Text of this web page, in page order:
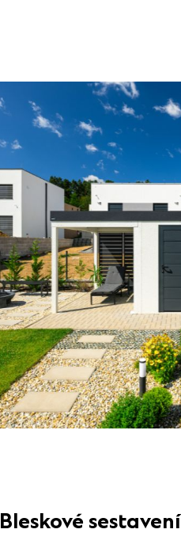
Bleskové